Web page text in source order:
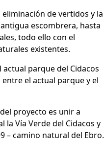
de vertidos y la
escombrera, hasta
todo ello con el
existentes.
parque del Cidacos
el actual parque y el
proyecto es unir a
la Vía Verde del Cidacos y
– camino natural del Ebro.